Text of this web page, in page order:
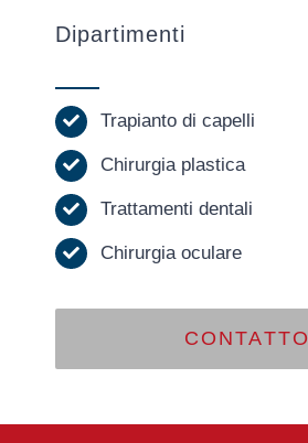
Dipartimenti
Trapianto di capelli
Chirurgia plastica
Trattamenti dentali
Chirurgia oculare
CONTATTO